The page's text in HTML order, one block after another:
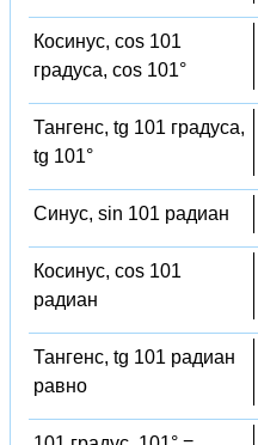
Косинус, cos 101
градуса, cos 101°
Тангенс, tg 101 градуса,
tg 101°
Синус, sin 101 радиан
Косинус, cos 101
радиан
Тангенс, tg 101 радиан
равно